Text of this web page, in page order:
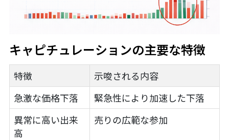
キャピチュレーションの主要な特徴
特徴 示唆される内容
急激な価格下落 緊急性により加速した下落
異常に高い出来
高
売りの広範な参加